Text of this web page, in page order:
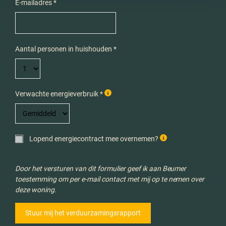
E-mailadres *
Aantal personen in huishouden *
Verwachte energieverbruik *
Lopend energiecontract mee overnemen?
Door het versturen van dit formulier geef ik aan Beumer
toestemming om per e-mail contact met mij op te nemen over
deze woning.